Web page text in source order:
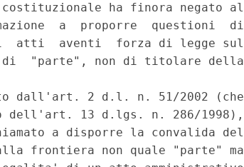
ha finora negato al
a  proporre  questioni  di
atti  aventi  forza di legge sul
di  "parte", non di titolare della
dall'art. 2 d.l. n. 51/2002 (che
dell'art. 13 d.lgs. n. 286/1998),
a disporre la convalida del
alla frontiera non quale "parte" ma